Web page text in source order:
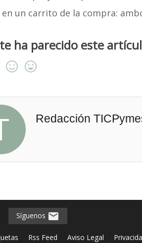
en un carrito de la compra:
ha parecido este
Redacción
Síguenos
Rss Feed Aviso Legal